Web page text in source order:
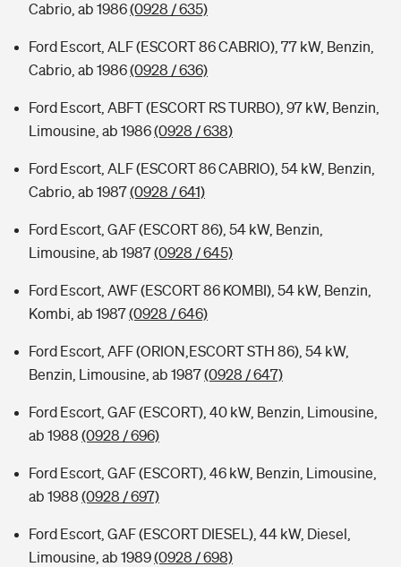
Cabrio, ab 1986(0928 / 635)
Ford Escort, ALF (ESCORT 86 CABRIO), 77 kW, Benzin,
Cabrio, ab 1986(0928 / 636)
Ford Escort, ABFT (ESCORT RS TURBO), 97 kW, Benzin,
Limousine, ab 1986(0928 / 638)
Ford Escort, ALF (ESCORT 86 CABRIO), 54 kW, Benzin,
Cabrio, ab 1987(0928 / 641)
Ford Escort, GAF (ESCORT 86), 54 kW, Benzin,
Limousine, ab 1987(0928 / 645)
Ford Escort, AWF (ESCORT 86 KOMBI), 54 kW, Benzin,
Kombi, ab 1987(0928 / 646)
Ford Escort, AFF (ORION,ESCORT STH 86), 54 kW,
Benzin, Limousine, ab 1987(0928 / 647)
Ford Escort, GAF (ESCORT), 40 kW, Benzin, Limousine,
ab 1988 (0928 / 696)
Ford Escort, GAF (ESCORT), 46 kW, Benzin, Limousine,
ab 1988 (0928 / 697)
Ford Escort, GAF (ESCORT DIESEL), 44 kW, Diesel,
Limousine, ab 1989(0928 / 698)